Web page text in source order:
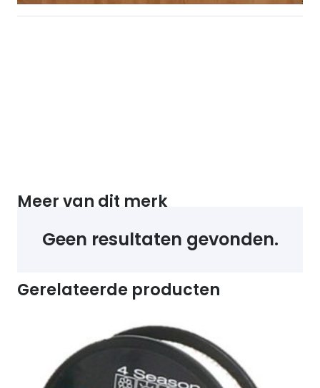
Meer van dit merk
Geen resultaten gevonden.
Gerelateerde producten